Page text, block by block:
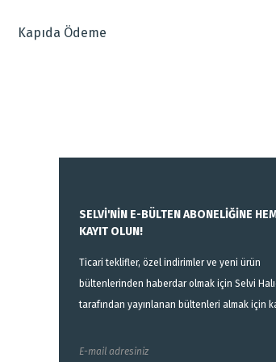
Kapıda Ödeme
SELVİ'NİN E-BÜLTEN ABONELİĞİNE
KAYIT OLUN!
Ticari teklifler, özel indirimler ve yeni ürün
bültenlerinden haberdar olmak için Selvi
tarafından yayınlanan bültenleri almak için